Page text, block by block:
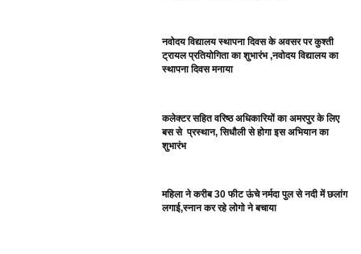
नवोदय विद्यालय स्थापना दिवस के अवसर पर कुश्ती
ट्रायल प्रतियोगिता का शुभारंभ ,नवोदय विद्यालय का
स्थापना दिवस मनाया
कलेक्टर सहित वरिष्ठ अधिकारियों का अमरपुर के लिए
बस से प्रस्थान, सिधौली से होगा इस अभियान का
शुभारंभ
महिला ने करीब 30 फीट ऊंचे नर्मदा पुल से नदी में छलांग
लगाई,स्नान कर रहे लोगो ने बचाया